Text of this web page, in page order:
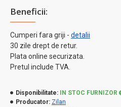
Beneficii:
Cumperi fara griji - detalii
30 zile drept de retur.
Plata online securizata.
Pretul include TVA.
Disponibilitate:
IN STOC FURNIZOR
Producator: Zilan